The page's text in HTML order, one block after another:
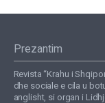
Prezantim
Revista “Krahu i
dhe sociale e cila u
anglisht, si organ i